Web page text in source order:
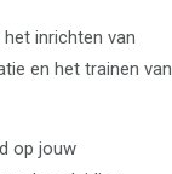
inrichten van
en het trainen van
op jouw